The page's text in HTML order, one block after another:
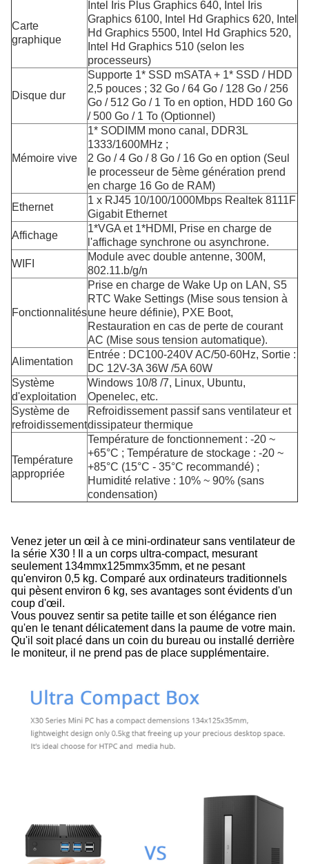
Carte
graphique
Intel Iris Plus Graphics 640, Intel Iris
Graphics 6100, Intel Hd Graphics 620, Intel
Hd Graphics 5500, Intel Hd Graphics 520,
Intel Hd Graphics 510 (selon les
processeurs)
Disque dur
Supporte 1* SSD mSATA + 1* SSD / HDD
2,5 pouces ; 32 Go / 64 Go / 128 Go / 256
Go / 512 Go / 1 To en option, HDD 160 Go
/ 500 Go / 1 To (Optionnel)
Mémoire vive
1* SODIMM mono canal, DDR3L
1333/1600MHz ;
2 Go / 4 Go / 8 Go / 16 Go en option (Seul
le processeur de 5ème génération prend
en charge 16 Go de RAM)
Ethernet
1 x RJ45 10/100/1000Mbps Realtek 8111F
Gigabit Ethernet
Affichage
1*VGA et 1*HDMI, Prise en charge de
l'affichage synchrone ou asynchrone.
WIFI
Module avec double antenne, 300M,
802.11.b/g/n
Fonctionnalités
Prise en charge de Wake Up on LAN, S5
RTC Wake Settings (Mise sous tension à
une heure définie), PXE Boot,
Restauration en cas de perte de courant
AC (Mise sous tension automatique).
Alimentation
Entrée : DC100-240V AC/50-60Hz, Sortie :
DC 12V-3A 36W /5A 60W
Système
d'exploitation
Windows 10/8 /7, Linux, Ubuntu,
Openelec, etc.
Système de
refroidissement
Refroidissement passif sans ventilateur et
dissipateur thermique
Température
appropriée
Température de fonctionnement : -20 ~
+65°C ; Température de stockage : -20 ~
+85°C (15°C - 35°C recommandé) ;
Humidité relative : 10% ~ 90% (sans
condensation)
Venez jeter un œil à ce mini-ordinateur sans ventilateur de
la série X30 ! Il a un corps ultra-compact, mesurant
seulement 134mmx125mmx35mm, et ne pesant
qu'environ 0,5 kg. Comparé aux ordinateurs traditionnels
qui pèsent environ 6 kg, ses avantages sont évidents d'un
coup d'œil.
Vous pouvez sentir sa petite taille et son élégance rien
qu'en le tenant délicatement dans la paume de votre main.
Qu'il soit placé dans un coin du bureau ou installé derrière
le moniteur, il ne prend pas de place supplémentaire.